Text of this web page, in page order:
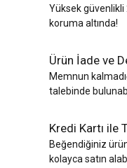
Yüksek
koruma altında!
Ürün İade ve
Memnun
talebinde
Kredi Kartı ile
Beğendiğiniz
kolayca satın